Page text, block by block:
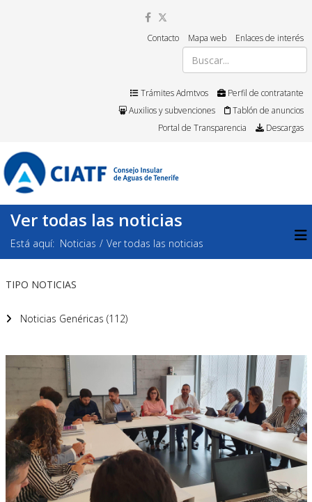
Contacto Mapa web Enlaces de interés
Trámites Admtvos
Perfil de contratante
Auxilios y subvenciones
Tablón de anuncios
Portal de Transparencia
Descargas
Ver todas las noticias
Está aquí: Noticias Ver todas las noticias
TIPO NOTICIAS
Noticias Genéricas (112)